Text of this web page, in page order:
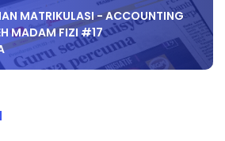
MATRIKULASI - ACCOUNTING
MADAM FIZI #17